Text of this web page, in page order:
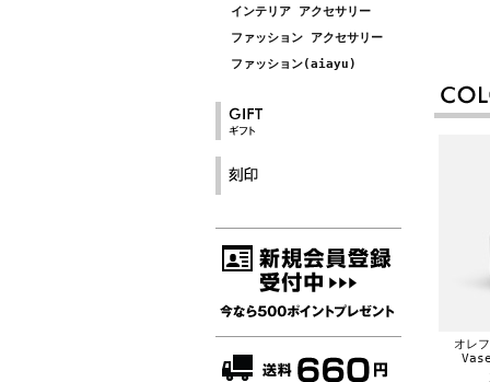
インテリア アクセサリー
ファッション アクセサリー
ファッション(aiayu)
オレ